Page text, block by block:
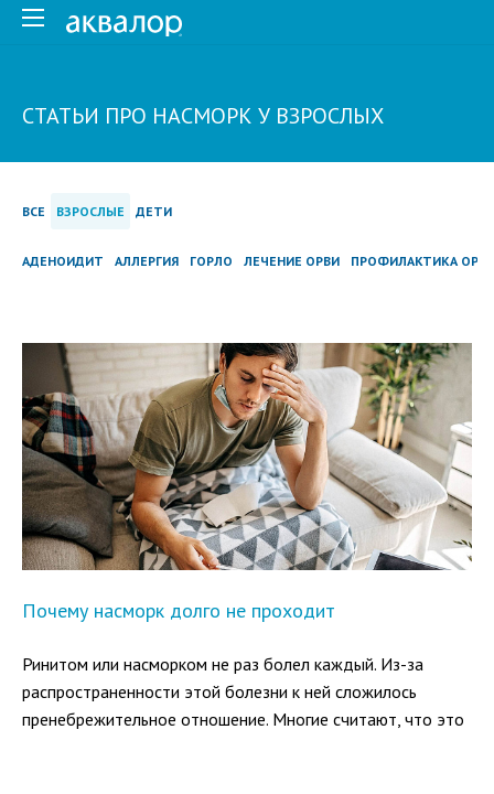
СТАТЬИ ПРО НАСМОРК У ВЗРОСЛЫХ
ВСЕ ВЗРОСЛЫЕ ДЕТИ
АДЕНОИДИТ АЛЛЕРГИЯ ГОРЛО ЛЕЧЕНИЕ ОРВИ ПРОФИЛАКТИКА ОРВИ
Почему насморк долго не проходит
Ринитом или насморком не раз болел каждый. Из-за
распространенности этой болезни к ней сложилось
пренебрежительное отношение. Многие считают, что это